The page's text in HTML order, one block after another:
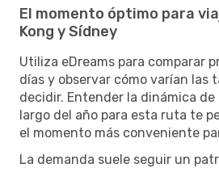
El momento óptimo para
Kong y Sídney
Utiliza eDreams para comparar
días y observar cómo varían las
decidir. Entender la dinámica de
largo del año para esta ruta te
el momento más conveniente
La demanda suele seguir un